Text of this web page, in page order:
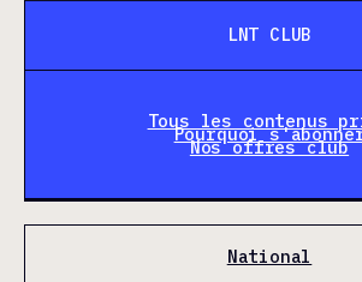
LNT CLUB
Tous les contenus
Pourquoi
Nos offres club
National